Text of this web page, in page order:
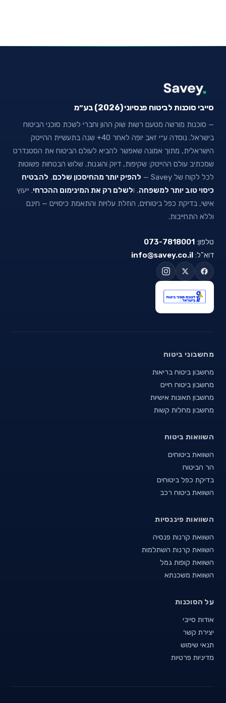
סייבי סוכנות לביטוח פנסיוני (2026) בע״מ
— סוכנות מורשה מטעם רשות שוק ההון וחברי לשכת סוכני הביטוח
בישראל. נוסדה ע״י זאב יופה לאחר 40+ שנה בתעשיית ההייטק
הישראלית, מתוך אמונה שאפשר להביא לעולם הביטוח את הסטנדרט
שמכתיב עולם ההייטק: שקיפות, דיוק והוגנות. שלוש הבטחות פשוטות
לכל לקוח של Savey —
להפיק יותר מהחיסכון שלכם, להבטיח
כיסוי טוב יותר למשפחה, ולשלם רק את המינימום ההכרחי. ייעוץ
אישי, בדיקת כפל ביטוחים, הוזלת עלויות והתאמת כיסויים — חינם
וללא התחייבות.
טלפון: 073-7818001
דוא"ל: info@savey.co.il
מחשבוני ביטוח
מחשבון ביטוח בריאות
מחשבון ביטוח חיים
מחשבון תאונות אישיות
מחשבון מחלות קשות
השוואות ביטוח
השוואת ביטוחים
הר הביטוח
בדיקת כפל ביטוחים
השוואת ביטוח רכב
השוואות פיננסיות
השוואת קרנות פנסיה
השוואת קרנות השתלמות
השוואת קופות גמל
השוואת משכנתא
על הסוכנות
אודות סייבי
יצירת קשר
תנאי שימוש
מדיניות פרטיות